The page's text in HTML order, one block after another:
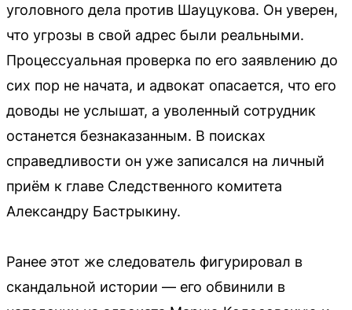
уголовного дела против Шауцукова. Он уверен,
что угрозы в свой адрес были реальными.
Процессуальная проверка по его заявлению до
сих пор не начата, и адвокат опасается, что его
доводы не услышат, а уволенный сотрудник
останется безнаказанным. В поисках
справедливости он уже записался на личный
приём к главе Следственного комитета
Александру Бастрыкину.
Ранее этот же следователь фигурировал в
скандальной истории — его обвинили в